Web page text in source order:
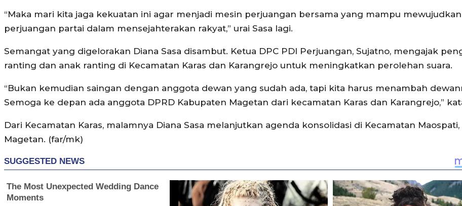
“Maka mari kita jaga kekuatan ini agar menjadi mesin perjuangan bersama yang mampu
perjuangan partai dalam mensejahterakan rakyat,” urai Sasa lagi.
Semangat yang digelorakan Diana Sasa disambut. Ketua DPC PDI Perjuangan, Sujatno, mengajak
ranting dan anak ranting di Kecamatan Karas dan Karangrejo untuk meningkatkan perolehan suara.
“Bukan kemudian saingan dengan anggota dewan yang sudah ada, tapi kita harus menambah
Semoga ke depan ada anggota DPRD Kabupaten Magetan dari kecamatan Karas dan Karangrejo,”
Dari Kecamatan Karas, malamnya Diana Sasa melanjutkan agenda konsolidasi di Kecamatan Maospati,
Magetan. (far/mk)